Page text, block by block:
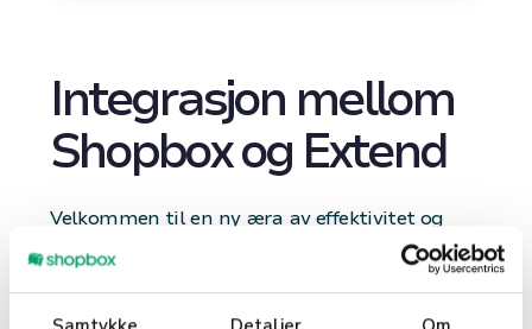
Integrasjon mellom
Shopbox og Extend
Velkommen til en ny æra av effektivitet og
smidighet i din bedrift! Vi er begeistret for å
presentere integrasjonen mellom Shopbox og